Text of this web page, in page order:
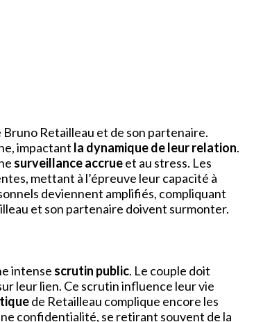
Bruno Retailleau et de son partenaire.
impactant la dynamique de leur relation.
surveillance accrueet au stress. Les
mettant à l’épreuve leur capacité à
deviennent amplifiés, compliquant
et son partenaire doivent surmonter.
intense scrutin public. Le couple doit
leur lien. Ce scrutin influence leur vie
de Retailleau complique encore les
confidentialité, se retirant souvent de la